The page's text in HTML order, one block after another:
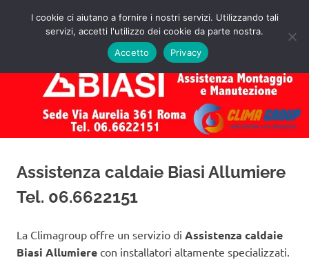
Assistenza
Caldaie
Biasi
Roma
Preventivo!
MENU
Assistenza caldaie Biasi Allumiere
Tel. 06.6622151
La Climagroup offre un servizio di Assistenza caldaie
Biasi Allumiere con installatori altamente specializzati.
I cookie ci aiutano a fornire i nostri servizi. Utilizzando tali
servizi, accetti l'utilizzo dei cookie da parte nostra.
Accetto
Privacy